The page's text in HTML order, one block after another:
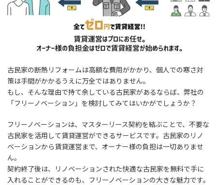
古民家の断熱リフォームは高額な費用がかかり、個人での寒さ対
策は手間がかかるうえに万全ではありません。
もし、そんな理由で持て余している古民家があるならば、弊社の
「フリーノベーション」を検討してみてはいかがでしょうか？
フリーノベーションは、マスターリース契約を結ぶことで、不要な
古民家を活用して賃貸運営ができるサービスです。古民家のリノ
ベーションから賃貸運営まで、オーナー様の負担は一切ありませ
ん。
契約終了後は、リノベーションされた快適な古民家を無料で手に
入れることができるのも、フリーノベーションの大きな魅力です。